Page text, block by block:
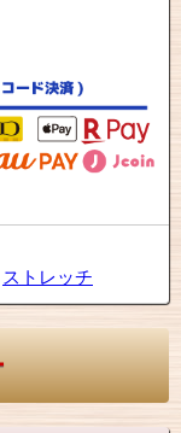
ストレッチ